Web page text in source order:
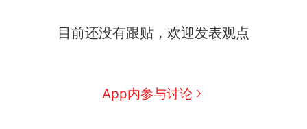
目前还没有跟贴，欢迎发表观点
App内参与讨论
线一圈，还曾两次到中国寻根
5060元才肯搬上楼！女子傻眼
空调24小时开着反而更省电？
电力部门回应